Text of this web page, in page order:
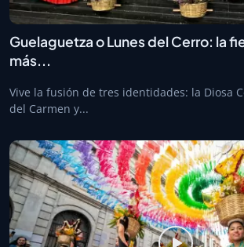
Guelaguetza o Lunes del Cerro: la
más...
Vive la fusión de tres identidades: la Diosa
del Carmen y...